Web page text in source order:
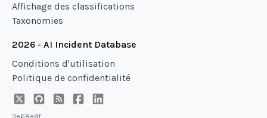
Affichage des classifications
Taxonomies
2026 - AI Incident Database
Conditions d'utilisation
Politique de confidentialité
3e68a9f